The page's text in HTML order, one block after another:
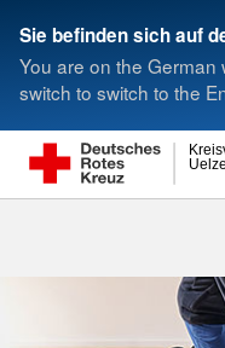
Sie befinden sich auf
You are on the
switch to switch to the